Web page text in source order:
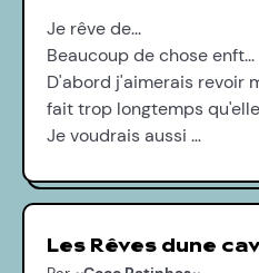
Je rêve de...
Beaucoup de chose enft...
D'abord j'aimerais revoir
fait trop longtemps
Je voudrais aussi …
Les Rêves dune